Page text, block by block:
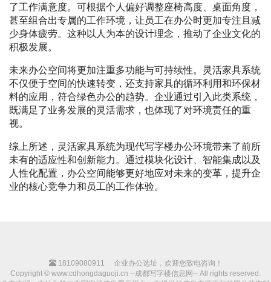
了工作满意度。可根据个人偏好调整座椅高度、桌面角度，
甚至组合出专属的工作环境，让员工在办公时更加专注且减
少身体疲劳。这种以人为本的设计理念，推动了企业文化的
积极发展。
未来办公空间将更加注重多功能与可持续性。灵活家具系统
不仅便于空间的快速转变，还支持家具的循环利用和环保材
料的应用，符合绿色办公的趋势。企业通过引入此类系统，
既满足了业务发展的灵活需求，也体现了对环境责任的重
视。
综上所述，灵活家具系统为现代写字楼办公环境带来了前所
未有的适应性和创新能力。通过模块化设计、智能集成以及
人性化配置，办公空间能够更好地应对未来的变革，提升企
业的核心竞争力和员工的工作体验。
18109080911
企业办公选址，欢迎您致电咨询！
Copyright © www.cdhongdaguoji.cn --成都写字楼信息网-- All rights reserved.